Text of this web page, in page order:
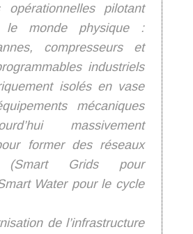
opérationnelles pilotant
le monde physique :
compresseurs et
industriels
isolés en vase
mécaniques
massivement
former des réseaux
(Smart Grids pour
Water pour le cycle
de l’infrastructure